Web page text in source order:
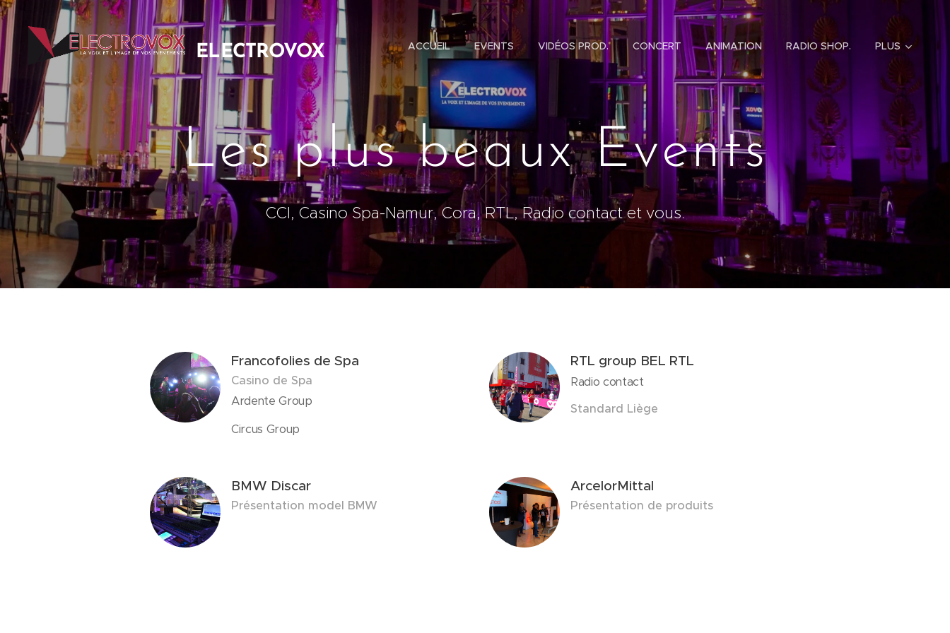
ELECTROVOX
EVENTS S.A
ACCUEIL EVENTS VIDÉOS PROD. CONCERT ANIMATION RADIO SHOP. PLUS
Les plus beaux Events
CCI, Casino Spa-Namur, Cora, RTL, Radio contact et vous.
Francofolies de Spa
Casino de Spa
Ardente Group
Circus Group
RTL group BEL RTL
Radio contact
Standard Liège
BMW Discar
Présentation model BMW
ArcelorMittal
Présentation de produits